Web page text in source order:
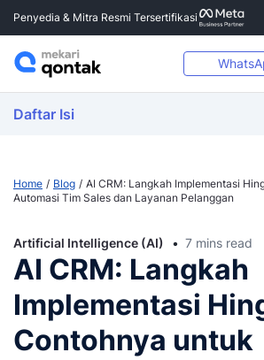
Penyedia & Mitra Resmi Tersertifikasi
Daftar Isi
Home Blog
AI CRM: Langkah Implementasi
Automasi Tim Sales dan Layanan Pelanggan
Artificial Intelligence (AI) 7 mins read
AI CRM: Langkah
Implementasi
Contohnya untuk